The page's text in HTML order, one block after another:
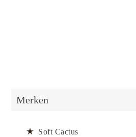
Merken
Soft Cactus